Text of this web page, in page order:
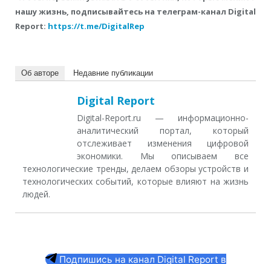
нашу жизнь, подписывайтесь на телеграм-канал Digital
Report: https://t.me/DigitalRep
Об авторе Недавние публикации
Digital Report
Digital-Report.ru — информационно-
аналитический портал, который
отслеживает изменения цифровой
экономики. Мы описываем все
технологические тренды, делаем обзоры устройств и
технологических событий, которые влияют на жизнь
людей.
Подпишись на канал Digital Report в